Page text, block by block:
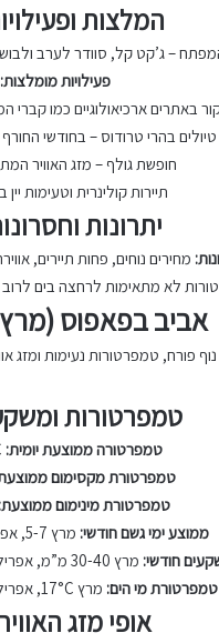
המלצות
– ג’קט קל, סוודר לערב
פעילויות מומלצות:
באתרים ארכיאולוגיים כמו קברי
טיולים בהרי טרודוס – בחודשי
חופשת גולף – מזג האוויר
תיירות קולינרית וטעימות
יתרונות
מחירים נוחים, פחות תיירים,
לא מתאימות לרחצה בים
אביב בפאפוס
פורח, טמפרטורות נעימות ומזג
טמפרטורות
טמפרטורה ממוצעת יומית:
טמפרטורת מקסימום
טמפרטורת מינימום ממוצעת:
ממוצע ימי גשם חודשי: מרץ 5-7, אפריל 3-5, מאי 1-2
חודשי: מרץ 30-40 מ”מ, אפריל 15-25 מ”מ, מאי 5-10 מ”מ
טמפרטורת מי הים: מרץ 17°C, אפריל 18°C, מאי 20°C
אופי מזג האוויר